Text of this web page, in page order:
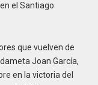
el Santiago
que vuelven de
Joan García,
en la victoria del